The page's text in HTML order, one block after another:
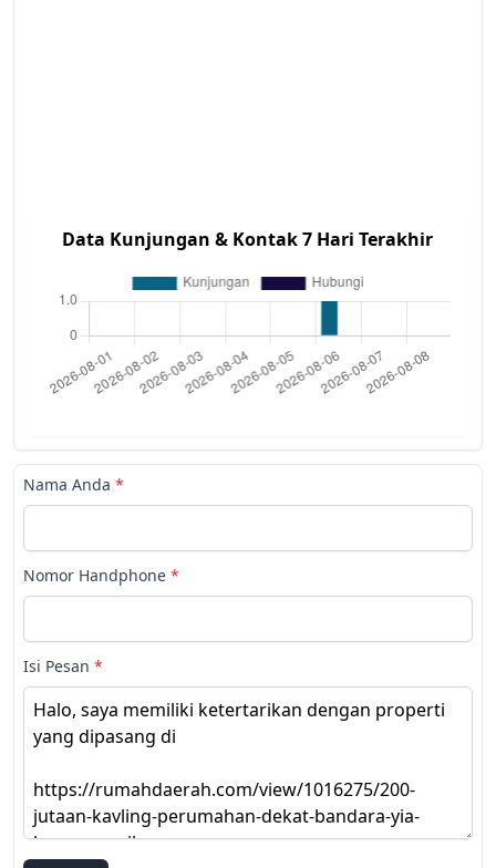
Data Kunjungan & Kontak 7 Hari Terakhir
Nama Anda *
Nomor Handphone *
Isi Pesan *